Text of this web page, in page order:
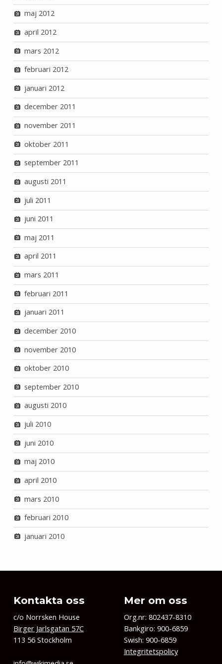
maj 2012
april 2012
mars 2012
februari 2012
januari 2012
december 2011
november 2011
oktober 2011
september 2011
augusti 2011
juli 2011
juni 2011
maj 2011
april 2011
mars 2011
februari 2011
januari 2011
december 2010
november 2010
oktober 2010
september 2010
augusti 2010
juli 2010
juni 2010
maj 2010
april 2010
mars 2010
februari 2010
januari 2010
Kontakta oss
c/o Norrsken House
Birger Jarlsgatan 57C
113 56 Stockholm
Mer om oss
Org.nr: 802437-8310
Bankgiro: 900-6859
Swish: 900-6859
Integritetspolicy